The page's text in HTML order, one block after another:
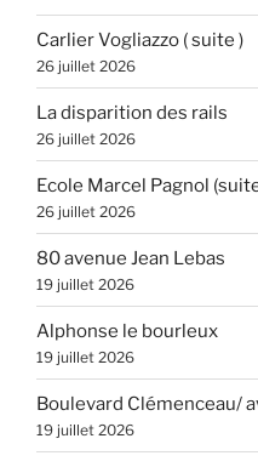
Carlier Vogliazzo ( suite )
26 juillet 2026
La disparition des rails
26 juillet 2026
Ecole Marcel Pagnol
26 juillet 2026
80 avenue Jean Lebas
19 juillet 2026
Alphonse le bourleux
19 juillet 2026
Boulevard Clémenceau/
19 juillet 2026